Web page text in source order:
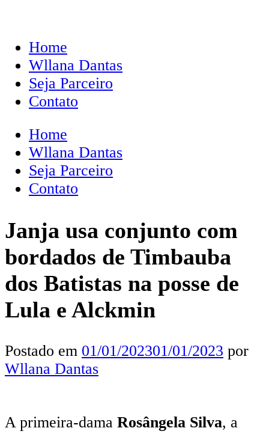
Home
Wllana Dantas
Seja Parceiro
Contato
Home
Wllana Dantas
Seja Parceiro
Contato
Janja usa conjunto com
bordados de Timbauba
dos Batistas na posse de
Lula e Alckmin
Postado em 01/01/202301/01/2023 por
Wllana Dantas
A primeira-dama Rosângela Silva, a